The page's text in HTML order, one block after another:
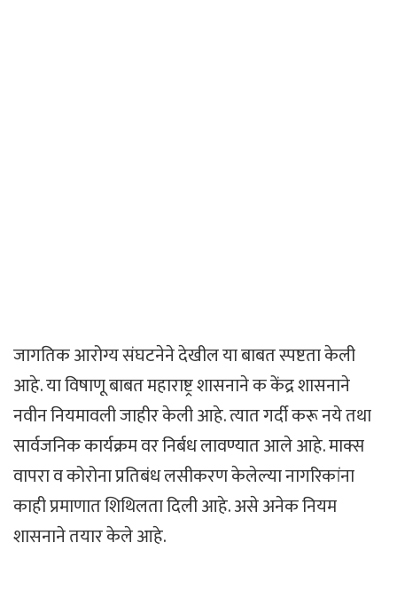
जागतिक आरोग्य संघटनेने देखील या बाबत स्पष्टता केली
आहे. या विषाणू बाबत महाराष्ट्र शासनाने क केंद्र शासनाने
नवीन नियमावली जाहीर केली आहे. त्यात गर्दी करू नये तथा
सार्वजनिक कार्यक्रम वर निर्बध लावण्यात आले आहे. माक्स
वापरा व कोरोना प्रतिबंध लसीकरण केलेल्या नागरिकांना
काही प्रमाणात शिथिलता दिली आहे. असे अनेक नियम
शासनाने तयार केले आहे.